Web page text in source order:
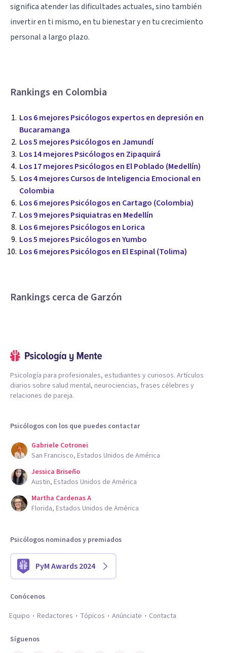
significa atender las dificultades actuales, sino también
invertir en ti mismo, en tu bienestar y en tu crecimiento
personal a largo plazo.
Rankings en Colombia
Los 6 mejores Psicólogos expertos en depresión en
Bucaramanga
Los 5 mejores Psicólogos en Jamundí
Los 14 mejores Psicólogos en Zipaquirá
Los 17 mejores Psicólogos en El Poblado (Medellín)
Los 4 mejores Cursos de Inteligencia Emocional en
Colombia
Los 6 mejores Psicólogos en Cartago (Colombia)
Los 9 mejores Psiquiatras en Medellín
Los 6 mejores Psicólogos en Lorica
Los 5 mejores Psicólogos en Yumbo
Los 6 mejores Psicólogos en El Espinal (Tolima)
Rankings cerca de Garzón
Psicología para profesionales, estudiantes y curiosos. Artículos
diarios sobre salud mental, neurociencias, frases célebres y
relaciones de pareja.
Psicólogos con los que puedes contactar
Gabriele Cotronei
San Francisco, Estados Unidos de América
Jessica Briseño
Austin, Estados Unidos de América
Martha Cardenas A
Florida, Estados Unidos de América
Psicólogos nominados y premiados
PyM Awards 2024
Conócenos
Equipo
Redactores Tópicos Anúnciate Contacta
Síguenos